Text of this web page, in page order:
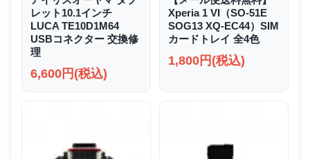
レット10.1インチ
LUCA TE10D1M64
USBコネクター 交換修
理
6,600円(税込)
Xperia 1 VI（SO-51E
SOG13 XQ-EC44）SIM
カードトレイ 全4色
1,800円(税込)